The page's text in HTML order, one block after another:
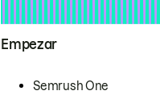
Empezar
Semrush One